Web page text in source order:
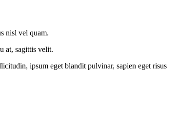
nisl vel quam.
at, sagittis velit.
ipsum eget blandit pulvinar, sapien eget risus